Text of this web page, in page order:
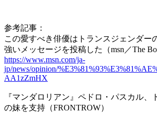
参考記事：
この愛すべき俳優はトランスジェンダー
強いメッセージを投稿した（msn／The
https://www.msn.com/ja-
jp/news/opinion/
AA1zZmHX
『マンダロリアン』ペドロ・パスカル、
の妹を支持（FRONTROW）